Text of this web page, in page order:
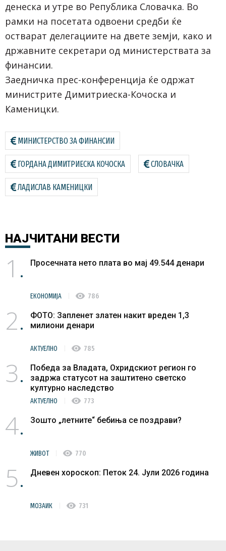
денеска и утре во Република Словачка. Во
рамки на посетата одвоени средби ќе
остварат делегациите на двете земји, како и
државните секретари од министерствата за
финансии.
Заедничка прес-конференција ќе одржат
министрите Димитриеска-Кочоска и
Каменицки.
МИНИСТЕРСТВО ЗА ФИНАНСИИ
ГОРДАНА ДИМИТРИЕСКА КОЧОСКА СЛОВАЧКА
ЛАДИСЛАВ КАМЕНИЦКИ
НАЈЧИТАНИ ВЕСТИ
1 Просечната нето плата во мај 49.544 денари
ЕКОНОМИЈА visibility 786
2
ФОТО: Запленет златен накит вреден 1,3
милиони денари
АКТУЕЛНО visibility 785
3
Победа за Владата, Охридскиот регион го
задржа статусот на заштитено светско
културно наследство
АКТУЕЛНО visibility 773
4 Зошто „летните“ бебиња се поздрави?
ЖИВОТ visibility 770
5 Дневен хороскоп: Петок 24. Јули 2026 година
МОЗАИК visibility 731